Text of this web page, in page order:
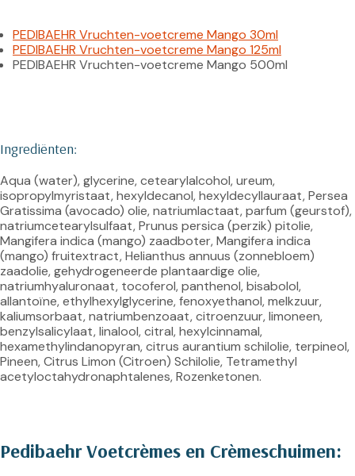
PEDIBAEHR Vruchten-voetcreme Mango 30ml
PEDIBAEHR Vruchten-voetcreme Mango 125ml
PEDIBAEHR Vruchten-voetcreme Mango 500ml
Ingrediënten:
Aqua (water), glycerine, cetearylalcohol, ureum,
isopropylmyristaat, hexyldecanol, hexyldecyllauraat, Persea
Gratissima (avocado) olie, natriumlactaat, parfum (geurstof),
natriumcetearylsulfaat, Prunus persica (perzik) pitolie,
Mangifera indica (mango) zaadboter, Mangifera indica
(mango) fruitextract, Helianthus annuus (zonnebloem)
zaadolie, gehydrogeneerde plantaardige olie,
natriumhyaluronaat, tocoferol, panthenol, bisabolol,
allantoïne, ethylhexylglycerine, fenoxyethanol, melkzuur,
kaliumsorbaat, natriumbenzoaat, citroenzuur, limoneen,
benzylsalicylaat, linalool, citral, hexylcinnamal,
hexamethylindanopyran, citrus aurantium schilolie, terpineol,
Pineen, Citrus Limon (Citroen) Schilolie, Tetramethyl
acetyloctahydronaphtalenes, Rozenketonen.
Pedibaehr Voetcrèmes en Crèmeschuimen: